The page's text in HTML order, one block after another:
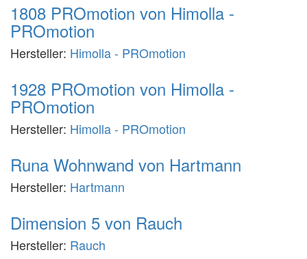
1808 PROmotion von Himolla -
PROmotion
Hersteller: Himolla - PROmotion
1928 PROmotion von Himolla -
PROmotion
Hersteller: Himolla - PROmotion
Runa Wohnwand von Hartmann
Hersteller: Hartmann
Dimension 5 von Rauch
Hersteller: Rauch